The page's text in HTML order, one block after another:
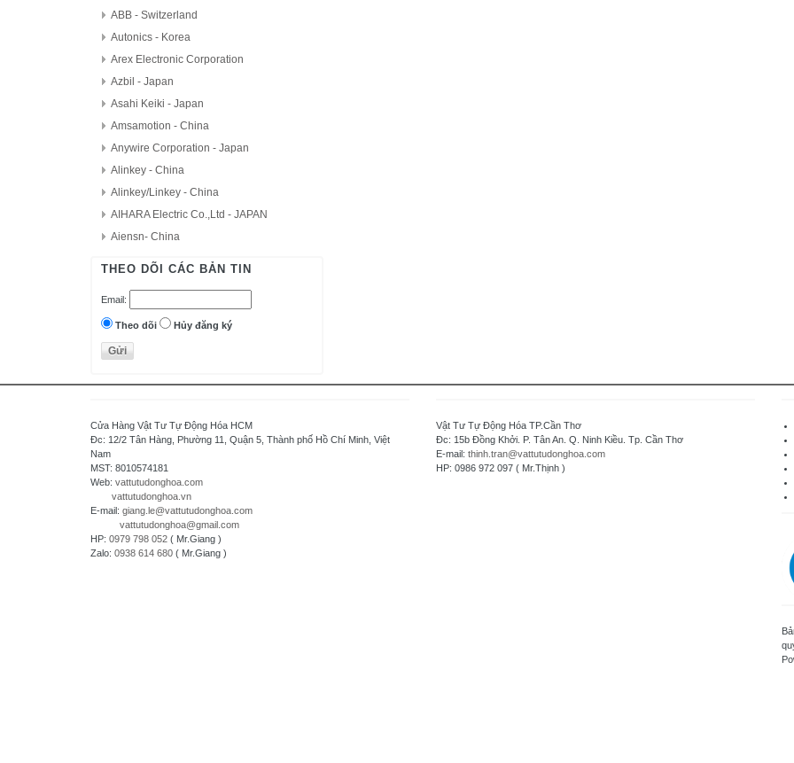
ABB - Switzerland
Autonics - Korea
Arex Electronic Corporation
Azbil - Japan
Asahi Keiki - Japan
Amsamotion - China
Anywire Corporation - Japan
Alinkey - China
Alinkey/Linkey - China
AIHARA Electric Co.,Ltd - JAPAN
Aiensn- China
AutomationDirect - USA
Delta - Taiwan
Danfoss - Denmark
DAITRON
Di-soric - Germany
Daiichi Electronics co.,Ltd - Japan
Fuji Electric - Japan
FESTO
FDK Coperation
THEO DÕI CÁC BẢN TIN
Email:
Theo dõi Hủy đăng ký
Cửa Hàng Vật Tư Tự Động Hóa HCM
Đc: 12/2 Tân Hàng, Phường 11, Quận 5, Thành phố Hồ Chí Minh, Việt
Nam
MST: 8010574181
Web: vattutudonghoa.com
vattutudonghoa.vn
E-mail: giang.le@vattutudonghoa.com
vattutudonghoa@gmail.com
HP: 0979 798 052 ( Mr.Giang )
Zalo: 0938 614 680 ( Mr.Giang )
Vật Tư Tự Động Hóa TP.Cần Thơ
Đc: 15b Đồng Khởi. P. Tân An. Q. Ninh Kiều. Tp. Cần Thơ
E-mail: thinh.tran@vattutudonghoa.com
HP: 0986 972 097 ( Mr.Thịnh )